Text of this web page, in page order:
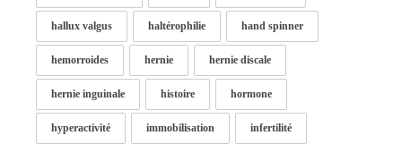
hallux valgus haltérophilie hand spinner
hemorroides hernie hernie discale
hernie inguinale histoire hormone
hyperactivité immobilisation infertilité